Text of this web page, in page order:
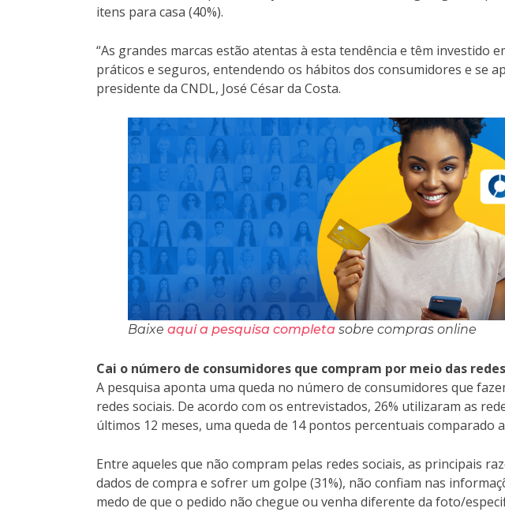
itens para casa (40%).
“As grandes marcas estão atentas à esta tendência e têm investido
práticos e seguros, entendendo os hábitos dos consumidores e se
presidente da CNDL, José César da Costa.
Baixe aqui a pesquisa completa sobre compras online
Cai o número de consumidores que compram por meio das
A pesquisa aponta uma queda no número de consumidores que
redes sociais. De acordo com os entrevistados, 26% utilizaram as
últimos 12 meses, uma queda de 14 pontos percentuais comparado
Entre aqueles que não compram pelas redes sociais, as principais
dados de compra e sofrer um golpe (31%), não confiam nas
medo de que o pedido não chegue ou venha diferente da foto/